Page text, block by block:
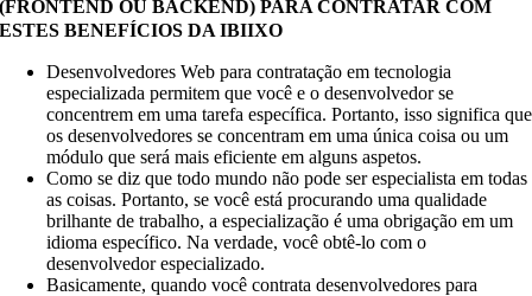
(FRONTEND OU BACKEND) PARA CONTRATAR COM
ESTES BENEFÍCIOS DA IBIIXO
Desenvolvedores Web para contratação em tecnologia
especializada permitem que você e o desenvolvedor se
concentrem em uma tarefa específica. Portanto, isso significa que
os desenvolvedores se concentram em uma única coisa ou um
módulo que será mais eficiente em alguns aspetos.
Como se diz que todo mundo não pode ser especialista em todas
as coisas. Portanto, se você está procurando uma qualidade
brilhante de trabalho, a especialização é uma obrigação em um
idioma específico. Na verdade, você obtê-lo com o
desenvolvedor especializado.
Basicamente, quando você contrata desenvolvedores para